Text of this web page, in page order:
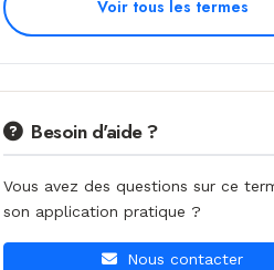
Voir tous les termes
Besoin d'aide ?
Vous avez des questions sur ce
son application pratique ?
Nous contacter